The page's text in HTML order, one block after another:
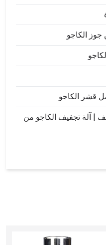
الكاجو
قشر الكاجو
| آلة تجفيف الكاجو من